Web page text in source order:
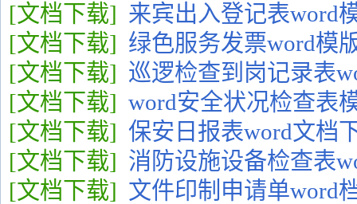
[文档下载] 来宾出入登记表word
[文档下载] 绿色服务发票word模
[文档下载] 巡逻检查到岗记录表
[文档下载] word安全状况检查表
[文档下载] 保安日报表word文档
[文档下载] 消防设施设备检查表
[文档下载] 文件印制申请单word